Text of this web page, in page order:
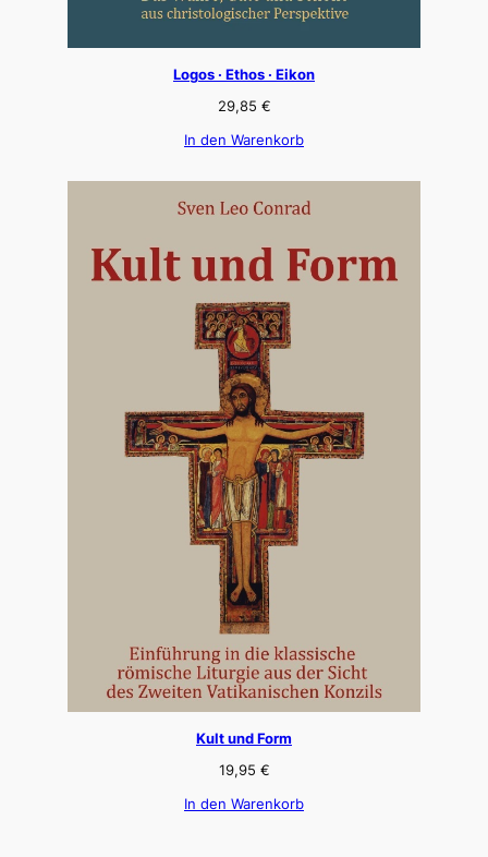
Logos · Ethos · Eikon
29,85 €
In den Warenkorb
Kult und Form
19,95 €
In den Warenkorb